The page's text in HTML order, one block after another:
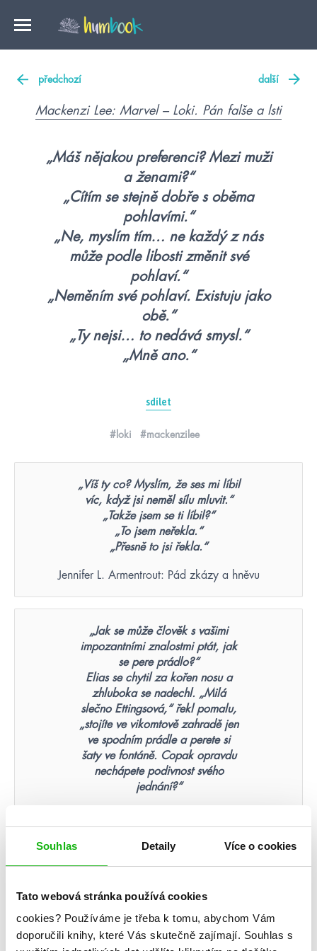
Souhlas Detaily Více o cookies
Tato webová stránka používá cookies
cookies? Používáme je třeba k tomu, abychom Vám
doporučili knihy, které Vás skutečně zajímají. Souhlas s
předchozí další
Mackenzi Lee: Marvel – Loki. Pán falše a lsti
„Máš nějakou preferenci? Mezi muži
a ženami?“
„Cítím se stejně dobře s oběma
pohlavími.“
„Ne, myslím tím… ne každý z nás
může podle libosti změnit své
pohlaví.“
„Neměním své pohlaví. Existuju jako
obě.“
„Ty nejsi… to nedává smysl.“
„Mně ano.“
sdílet
#loki #mackenzilee
„Víš ty co? Myslím, že ses mi líbil
víc, když jsi neměl sílu mluvit.“
„Takže jsem se ti líbil?“
„To jsem neřekla.“
„Přesně to jsi řekla.“
Jennifer L. Armentrout: Pád zkázy a hněvu
„Jak se může člověk s vašimi
impozantními znalostmi ptát, jak
se pere prádlo?“
Elias se chytil za kořen nosu a
zhluboka se nadechl. „Milá
slečno Ettingsová,“ řekl pomalu,
„stojíte ve vikomtově zahradě jen
ve spodním prádle a perete si
šaty ve fontáně. Copak opravdu
nechápete podivnost svého
jednání?“
nadějí.
Suzanne Collins: Hunger Games – Aréna smrti